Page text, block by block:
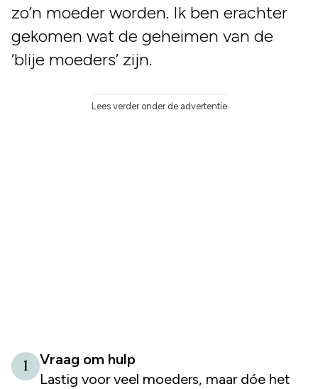
zo’n moeder worden. Ik ben erachter
gekomen wat de geheimen van de
‘blije moeders’ zijn.
Lees verder onder de advertentie
1
Vraag om hulp
Lastig voor veel moeders, maar dóe het